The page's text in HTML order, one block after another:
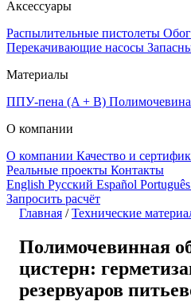
Аксессуары
Распылительные пистолеты
Перекачивающие насосы
Материалы
ППУ-пена (A + B) Полимочевина
О компании
О компании Качество и
Реальные проекты Контакты
English Русский Español Português
Запросить расчёт
Главная / Технические
Полимочевинная
цистерн:
резервуаров